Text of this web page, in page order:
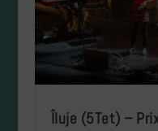
Îluje (5Tet) –